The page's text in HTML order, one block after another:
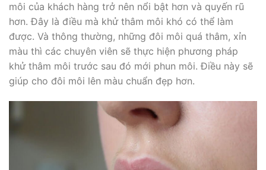
môi của khách hàng trở nên nổi bật hơn và quyến rũ
hơn. Đây là điều mà khử thâm môi khó có thể làm
được. Và thông thường, những đôi môi quá thâm, xỉn
màu thì các chuyên viên sẽ thực hiện phương pháp
khử thâm môi trước sau đó mới phun môi. Điều này sẽ
giúp cho đôi môi lên màu chuẩn đẹp hơn.